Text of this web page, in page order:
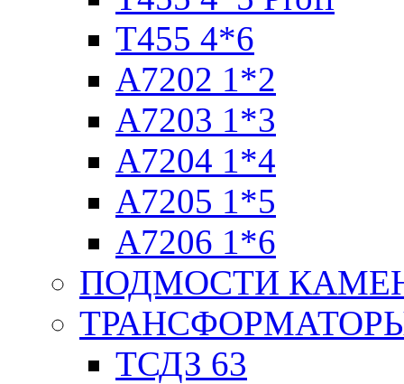
T455 4*6
А7202 1*2
А7203 1*3
А7204 1*4
А7205 1*5
А7206 1*6
ПОДМОСТИ
ТСДЗ 63